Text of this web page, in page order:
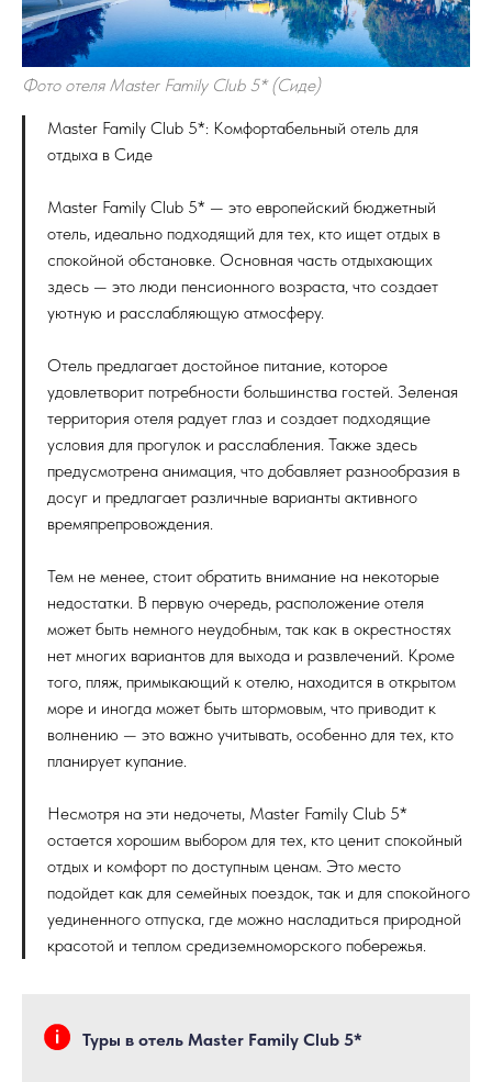
Фото отеля Master Family Club 5* (Сиде)
Master Family Club 5*: Комфортабельный отель для
отдыха в Сиде
Master Family Club 5* — это европейский бюджетный
отель, идеально подходящий для тех, кто ищет отдых в
спокойной обстановке. Основная часть отдыхающих
здесь — это люди пенсионного возраста, что создает
уютную и расслабляющую атмосферу.
Отель предлагает достойное питание, которое
удовлетворит потребности большинства гостей. Зеленая
территория отеля радует глаз и создает подходящие
условия для прогулок и расслабления. Также здесь
предусмотрена анимация, что добавляет разнообразия в
досуг и предлагает различные варианты активного
времяпрепровождения.
Тем не менее, стоит обратить внимание на некоторые
недостатки. В первую очередь, расположение отеля
может быть немного неудобным, так как в окрестностях
нет многих вариантов для выхода и развлечений. Кроме
того, пляж, примыкающий к отелю, находится в открытом
море и иногда может быть штормовым, что приводит к
волнению — это важно учитывать, особенно для тех, кто
планирует купание.
Несмотря на эти недочеты, Master Family Club 5*
остается хорошим выбором для тех, кто ценит спокойный
отдых и комфорт по доступным ценам. Это место
подойдет как для семейных поездок, так и для спокойного
уединенного отпуска, где можно насладиться природной
красотой и теплом средиземноморского побережья.
Туры в отель Master Family Club 5*